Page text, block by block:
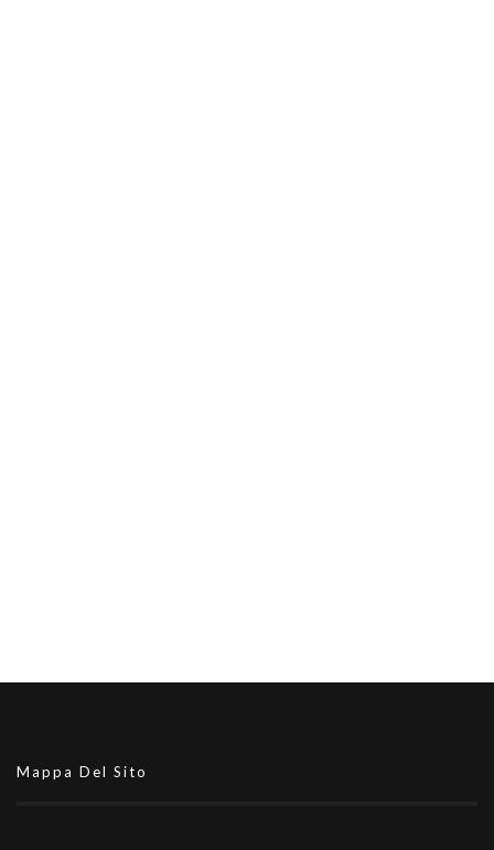
Mappa Del Sito